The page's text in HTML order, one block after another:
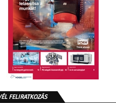
FELIRATKOZÁS